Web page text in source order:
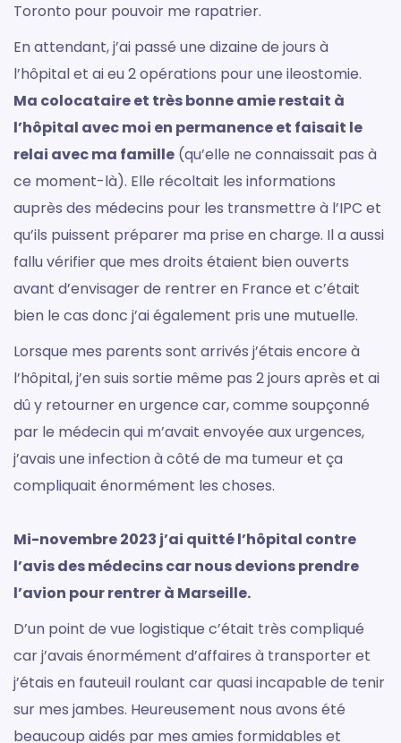
Toronto pour pouvoir me rapatrier.
En attendant, j’ai passé une dizaine de jours à
l’hôpital et ai eu 2 opérations pour une ileostomie.
Ma colocataire et très bonne amie restait à
l’hôpital avec moi en permanence et faisait le
relai avec ma famille (qu’elle ne connaissait pas à
ce moment-là). Elle récoltait les informations
auprès des médecins pour les transmettre à l’IPC et
qu’ils puissent préparer ma prise en charge. Il a aussi
fallu vérifier que mes droits étaient bien ouverts
avant d’envisager de rentrer en France et c’était
bien le cas donc j’ai également pris une mutuelle.
Lorsque mes parents sont arrivés j’étais encore à
l’hôpital, j’en suis sortie même pas 2 jours après et ai
dû y retourner en urgence car, comme soupçonné
par le médecin qui m’avait envoyée aux urgences,
j’avais une infection à côté de ma tumeur et ça
compliquait énormément les choses.
Mi-novembre 2023 j’ai quitté l’hôpital contre
l’avis des médecins car nous devions prendre
l’avion pour rentrer à Marseille.
D’un point de vue logistique c’était très compliqué
car j’avais énormément d’affaires à transporter et
j’étais en fauteuil roulant car quasi incapable de tenir
sur mes jambes. Heureusement nous avons été
beaucoup aidés par mes amies formidables et